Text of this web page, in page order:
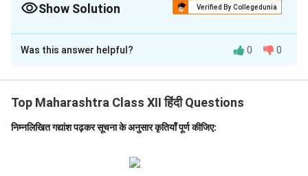
Show Solution Verified By Collegedunia
Solution and Explanation
Step 1: उक्ति की व्याख्या.
कहना है कि मनुष्य को निराशा में डूबने के बजाय अपने आत्मबल पर
विश्वास रखना चाहिए।
जीवन में उतार-चढ़ाव स्वाभाविक हैं, लेकिन सच्चा मनुष्य वही है जो
Was this answer helpful? 0 0
Top Maharashtra Class XII हिंदी Questions
निम्नलिखित गद्यांश पढ़कर सूचना के अनुसार कृतियाँ पूर्ण कीजिए: